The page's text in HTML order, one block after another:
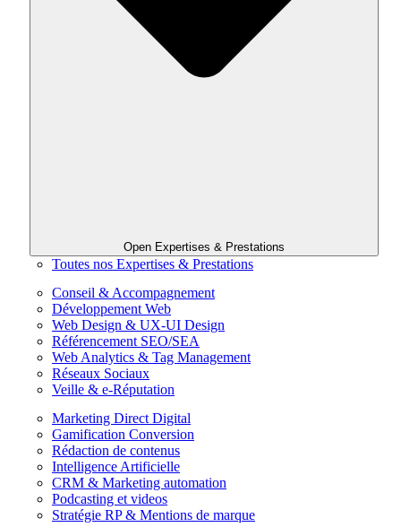
Open Expertises & Prestations
Toutes nos Expertises & Prestations
Conseil & Accompagnement
Développement Web
Web Design & UX-UI Design
Référencement SEO/SEA
Web Analytics & Tag Management
Réseaux Sociaux
Veille & e-Réputation
Marketing Direct Digital
Gamification Conversion
Rédaction de contenus
Intelligence Artificielle
CRM & Marketing automation
Podcasting et videos
Stratégie RP & Mentions de marque